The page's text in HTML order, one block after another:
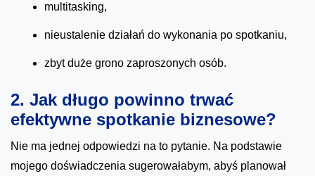
multitasking,
nieustalenie działań do wykonania po spotkaniu,
zbyt duże grono zaproszonych osób.
2. Jak długo powinno trwać
efektywne spotkanie biznesowe?
Nie ma jednej odpowiedzi na to pytanie. Na podstawie
mojego doświadczenia sugerowałabym, abyś planował